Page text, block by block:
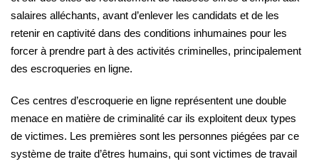
salaires alléchants, avant d’enlever les candidats et de les
retenir en captivité dans des conditions inhumaines pour les
forcer à prendre part à des activités criminelles, principalement
des escroqueries en ligne.
Ces centres d’escroquerie en ligne représentent une double
menace en matière de criminalité car ils exploitent deux types
de victimes. Les premières sont les personnes piégées par ce
système de traite d’êtres humains, qui sont victimes de travail